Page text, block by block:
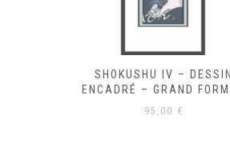
SHOKUSHU I – DESSIN
ENCADRÉ
59,00 €